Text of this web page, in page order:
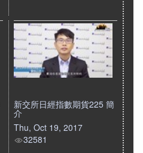
新交所日經指數期貨225 簡
介
Thu, Oct 19, 2017
32581